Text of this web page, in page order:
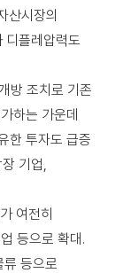
산시장의
디플레압력도
방 조치로 기존
하는 가운데
한 투자도 급증
기업,
여전히
등으로 확대.
등으로